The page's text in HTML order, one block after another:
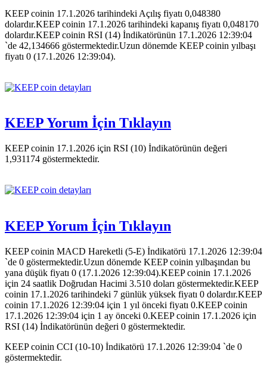
KEEP coinin 17.1.2026 tarihindeki Açılış fiyatı 0,048380
dolardır.KEEP coinin 17.1.2026 tarihindeki kapanış fiyatı 0,048170
dolardır.KEEP coinin RSI (14) İndikatörünün 17.1.2026 12:39:04
`de 42,134666 göstermektedir.Uzun dönemde KEEP coinin yılbaşı
fiyatı 0 (17.1.2026 12:39:04).
KEEP Yorum İçin Tıklayın
KEEP coinin 17.1.2026 için RSI (10) İndikatörünün değeri
1,931174 göstermektedir.
KEEP Yorum İçin Tıklayın
KEEP coinin MACD Hareketli (5-E) İndikatörü 17.1.2026 12:39:04
`de 0 göstermektedir.Uzun dönemde KEEP coinin yılbaşından bu
yana düşük fiyatı 0 (17.1.2026 12:39:04).KEEP coinin 17.1.2026
için 24 saatlik Doğrudan Hacimi 3.510 doları göstermektedir.KEEP
coinin 17.1.2026 tarihindeki 7 günlük yüksek fiyatı 0 dolardır.KEEP
coinin 17.1.2026 12:39:04 için 1 yıl önceki fiyatı 0.KEEP coinin
17.1.2026 12:39:04 için 1 ay önceki 0.KEEP coinin 17.1.2026 için
RSI (14) İndikatörünün değeri 0 göstermektedir.
KEEP coinin CCI (10-10) İndikatörü 17.1.2026 12:39:04 `de 0
göstermektedir.